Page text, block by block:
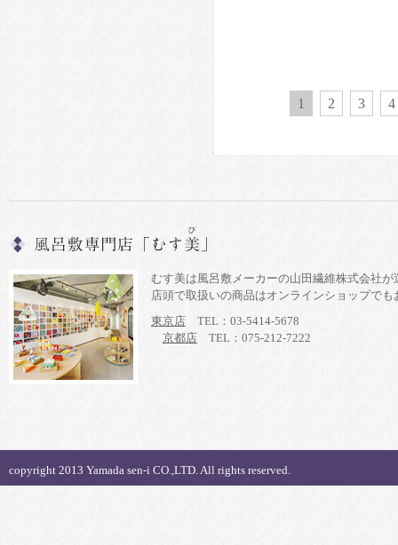
1 2 3 4
むす美は風呂敷メーカーの山田繊維株式会社
店頭で取扱いの商品はオンラインショップで
東京店 TEL：03-5414-5678
京都店 TEL：075-212-7222
copyright 2013 Yamada sen-i CO.,LTD. All rights reserved.